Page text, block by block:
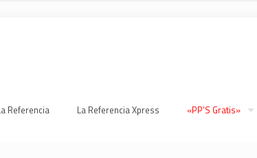
Referencia La Referencia Xpress «PP’S Gratis»